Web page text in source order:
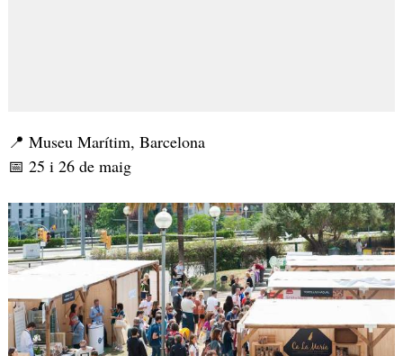
📍 Museu Marítim, Barcelona
📅 25 i 26 de maig